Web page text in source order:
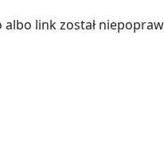
link został